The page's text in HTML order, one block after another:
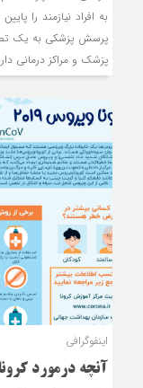
به افراد نیازمند را
پرسش پزشکی به یک
پزشک و مراکز درمانی
اینفوگرافی
آنچه درمورد